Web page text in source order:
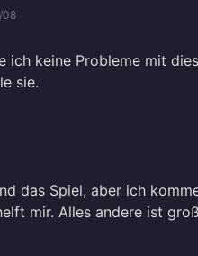
08
ich keine Probleme mit
sie.
das Spiel, aber ich
mir. Alles andere ist